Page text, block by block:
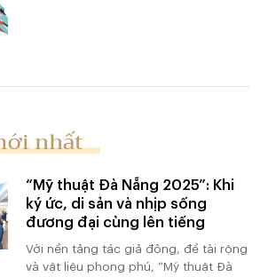
nhất
“Mỹ thuật Đà Nẵng 2025”: Khi
ký ức, di sản và nhịp sống
đương đại cùng lên tiếng
Với nền tảng tác giả đông, đề tài rộng
và vật liệu phong phú, “Mỹ thuật Đà